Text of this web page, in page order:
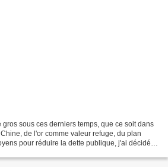
sous ces derniers temps, que ce soit dans
de l'or comme valeur refuge, du plan
pour réduire la dette publique, j'ai décidé